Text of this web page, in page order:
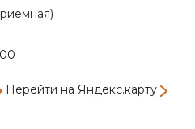
Перейти на Яндекс.карту